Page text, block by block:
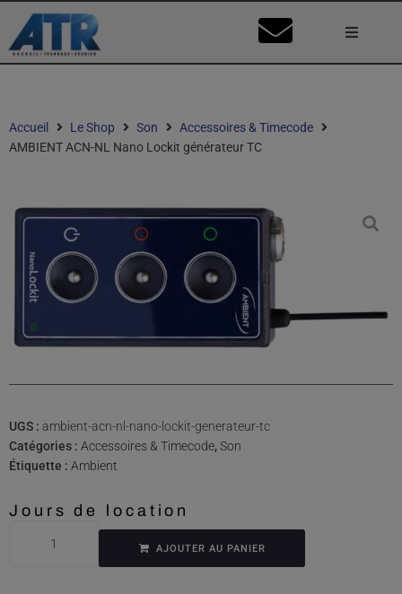
Accueil Le Shop Son
Accessoires & Timecode
AMBIENT ACN-NL Nano Lockit générateur TC
UGS : ambient-acn-nl-nano-lockit-generateur-tc
Catégories : Accessoires & Timecode,Son
Étiquette : Ambient
Jours de location
AJOUTER AU PANIER